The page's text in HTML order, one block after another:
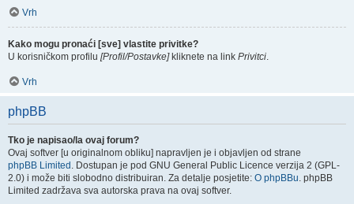
Vrh
Kako mogu pronaći [sve] vlastite privitke?
U korisničkom profilu [Profil/Postavke]kliknete na link Privitci.
Vrh
phpBB
Tko je napisao/la ovaj forum?
Ovaj softver [u originalnom obliku] napravljen je i objavljen od strane
phpBB Limited . Dostupan je pod GNU General Public Licence verzija 2 (GPL-
2.0) i može biti slobodno distribuiran. Za detalje posjetite: O phpBBu. phpBB
Limited zadržava sva autorska prava na ovaj softver.